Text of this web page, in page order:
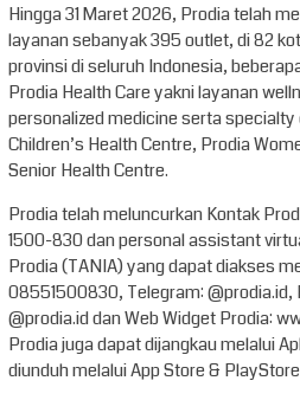
Hingga 31 Maret 2026, Prodia telah
layanan sebanyak 395 outlet, di 82
provinsi di seluruh Indonesia,
Prodia Health Care yakni layanan
personalized medicine serta
Children’s Health Centre, Prodia
Senior Health Centre.
Prodia telah meluncurkan Kontak
1500-830 dan personal assistant
Prodia (TANIA) yang dapat diakses
08551500830, Telegram: @prodia.id,
@prodia.id dan Web Widget Prodia:
Prodia juga dapat dijangkau melalui
diunduh melalui App Store &